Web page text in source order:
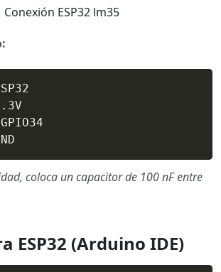
Conexión ESP32 lm35
coloca un capacitor de 100 nF entre
ESP32 (Arduino IDE)